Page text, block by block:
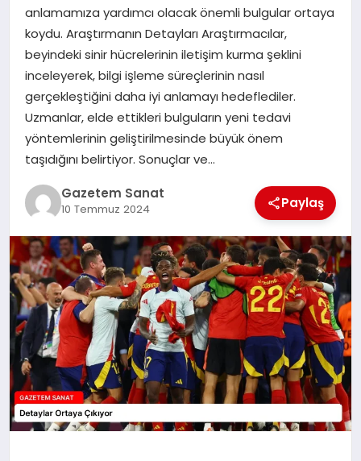
YAŞAM
EKONOMI
SAĞLIK
DÜNYA
EĞITIM
anlamamıza yardımcı olacak önemli bulgular ortaya
koydu. Araştırmanın Detayları Araştırmacılar,
beyindeki sinir hücrelerinin iletişim kurma şeklini
inceleyerek, bilgi işleme süreçlerinin nasıl
gerçekleştiğini daha iyi anlamayı hedeflediler.
Uzmanlar, elde ettikleri bulguların yeni tedavi
yöntemlerinin geliştirilmesinde büyük önem
taşıdığını belirtiyor. Sonuçlar ve…
Gazetem Sanat
10 Temmuz 2024 Paylaş